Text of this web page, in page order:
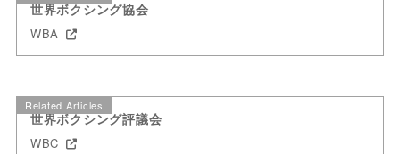
世界ボクシング協会
WBA
Related Articles
世界ボクシング評議会
WBC